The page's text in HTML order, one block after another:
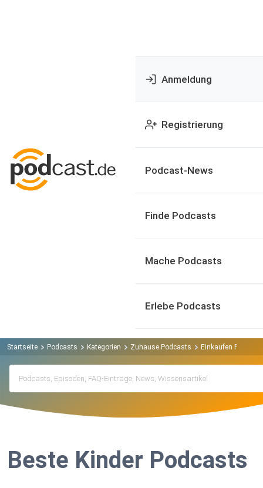
Anmeldung
Registrierung
Podcast-News
Finde Podcasts
Mache Podcasts
Erlebe Podcasts
Startseite Podcasts Kategorien Zuhause Podcasts Einkaufen
Beste Kinder Podcasts